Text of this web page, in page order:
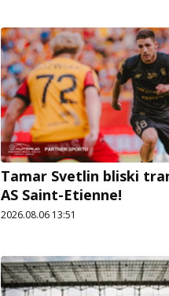
Tamar Svetlin bliski
AS Saint-Etienne!
2026.08.06 13:51